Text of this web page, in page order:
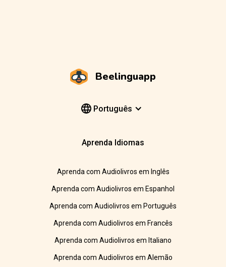
Beelinguapp
Português
Aprenda Idiomas
Aprenda com Audiolivros em Inglês
Aprenda com Audiolivros em Espanhol
Aprenda com Audiolivros em Português
Aprenda com Audiolivros em Francês
Aprenda com Audiolivros em Italiano
Aprenda com Audiolivros em Alemão